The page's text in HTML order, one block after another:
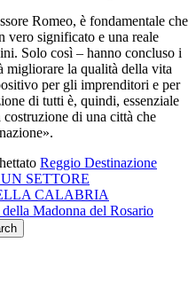
Romeo, è fondamentale che
vero significato e una reale
Solo così – hanno concluso i
migliorare la qualità della vita
per gli imprenditori e per
di tutti è, quindi, essenziale
di una città che
Reggio Destinazione
SETTORE
CALABRIA
Madonna del Rosario